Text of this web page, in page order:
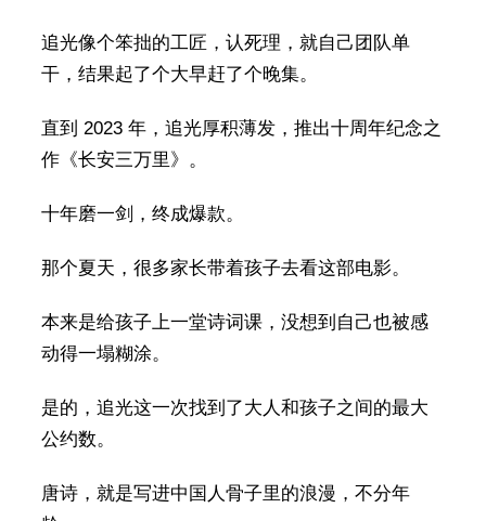
追光像个笨拙的工匠，认死理，就自己团队单
干，结果起了个大早赶了个晚集。
直到 2023 年，追光厚积薄发，推出十周年纪念之
作《长安三万里》。
十年磨一剑，终成爆款。
那个夏天，很多家长带着孩子去看这部电影。
本来是给孩子上一堂诗词课，没想到自己也被感
动得一塌糊涂。
是的，追光这一次找到了大人和孩子之间的最大
公约数。
唐诗，就是写进中国人骨子里的浪漫，不分年